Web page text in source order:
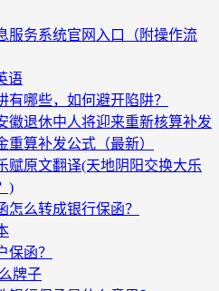
服务系统官网入口（附操作流
语
有哪些，如何避开陷阱？
徽退休中人将迎来重新核算补发
重算补发公式（最新）
赋原文翻译(天地阴阳交换大乐
)
怎么转成银行保函？
保函？
牌子